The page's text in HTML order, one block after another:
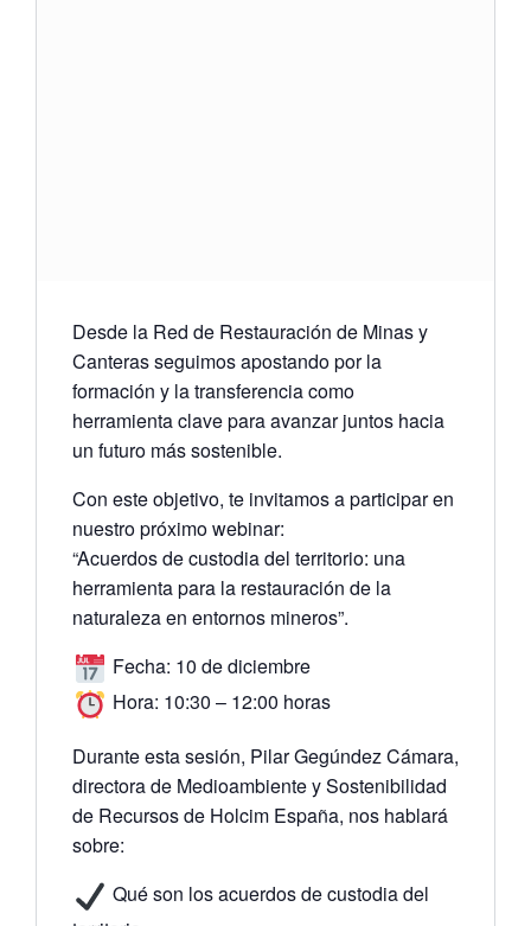
Desde la Red de Restauración de Minas y
Canteras seguimos apostando por la
formación y la transferencia como
herramienta clavepara avanzar juntos hacia
un futuro más sostenible.
Con este objetivo, te invitamos a participar en
nuestro próximowebinar:
“Acuerdos de custodia del territorio: una
herramienta para la restauración de la
naturaleza en entornos mineros”.
Fecha: 10 de diciembre
Hora: 10:30 – 12:00 horas
Durante esta sesión, PilarGegúndezCámara,
directora de Medioambiente y Sostenibilidad
de Recursos de Holcim España, nos hablará
sobre:
Qué son los acuerdos de custodia del